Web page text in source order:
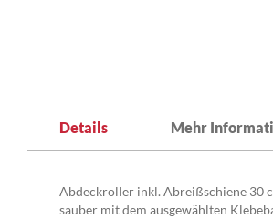
Bildergalerie
Details
Abdeckroller inkl. Abreißschiene 30
sauber mit dem ausgewählten
Mehr